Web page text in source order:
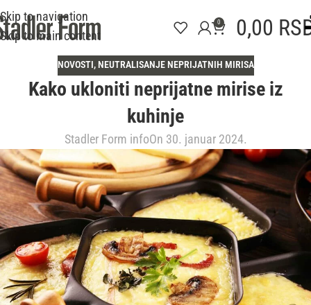
Skip to navigation
Skip to main content
0 0,00
NOVOSTI, NEUTRALISANJE NEPRIJATNIH MIRISA
Kako ukloniti neprijatne mirise iz
kuhinje
Stadler Form infoOn 30. januar 2024.